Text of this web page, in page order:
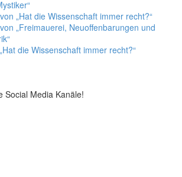
„Hat die Wissenschaft immer recht?“
„Freimauerei, Neuoffenbarungen und
die Wissenschaft immer recht?“
Social Media Kanäle!